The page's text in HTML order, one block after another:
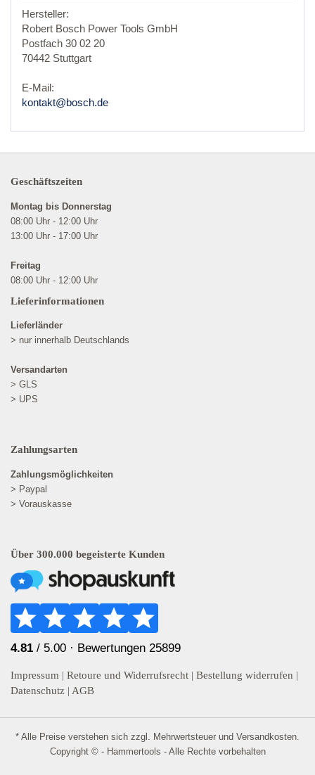
Hersteller:
Robert Bosch Power Tools GmbH
Postfach 30 02 20
70442 Stuttgart
E-Mail:
kontakt@bosch.de
Geschäftszeiten
Montag bis Donnerstag
08:00 Uhr - 12:00 Uhr
13:00 Uhr - 17:00 Uhr
Freitag
08:00 Uhr - 12:00 Uhr
Lieferinformationen
Lieferländer
> nur innerhalb Deutschlands
Versandarten
> GLS
> UPS
Zahlungsarten
Zahlungsmöglichkeiten
> Paypal
> Vorauskasse
Über 300.000 begeisterte Kunden
4.81 / 5.00 · Bewertungen 25899
Impressum | Retoure und Widerrufsrecht | Bestellung widerrufen |
Datenschutz | AGB
* Alle Preise verstehen sich zzgl. Mehrwertsteuer und Versandkosten.
Copyright © - Hammertools - Alle Rechte vorbehalten